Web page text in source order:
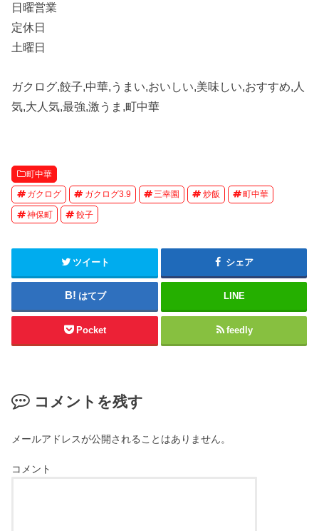
日曜営業
定休日
土曜日
ガクログ,餃子,中華,うまい,おいしい,美味しい,おすすめ,人
気,大人気,最強,激うま,町中華
町中華
ガクログ ガクログ3.9 三幸園 炒飯 町中華
神保町 餃子
ツイート シェア
はてブ LINE
Pocket feedly
コメントを残す
メールアドレスが公開されることはありません。
コメント